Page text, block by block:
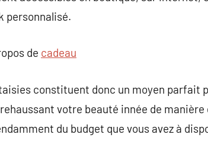
personnalisé.
de cadeau
constituent donc un moyen parfait
votre beauté innée de
du budget que vous avez à